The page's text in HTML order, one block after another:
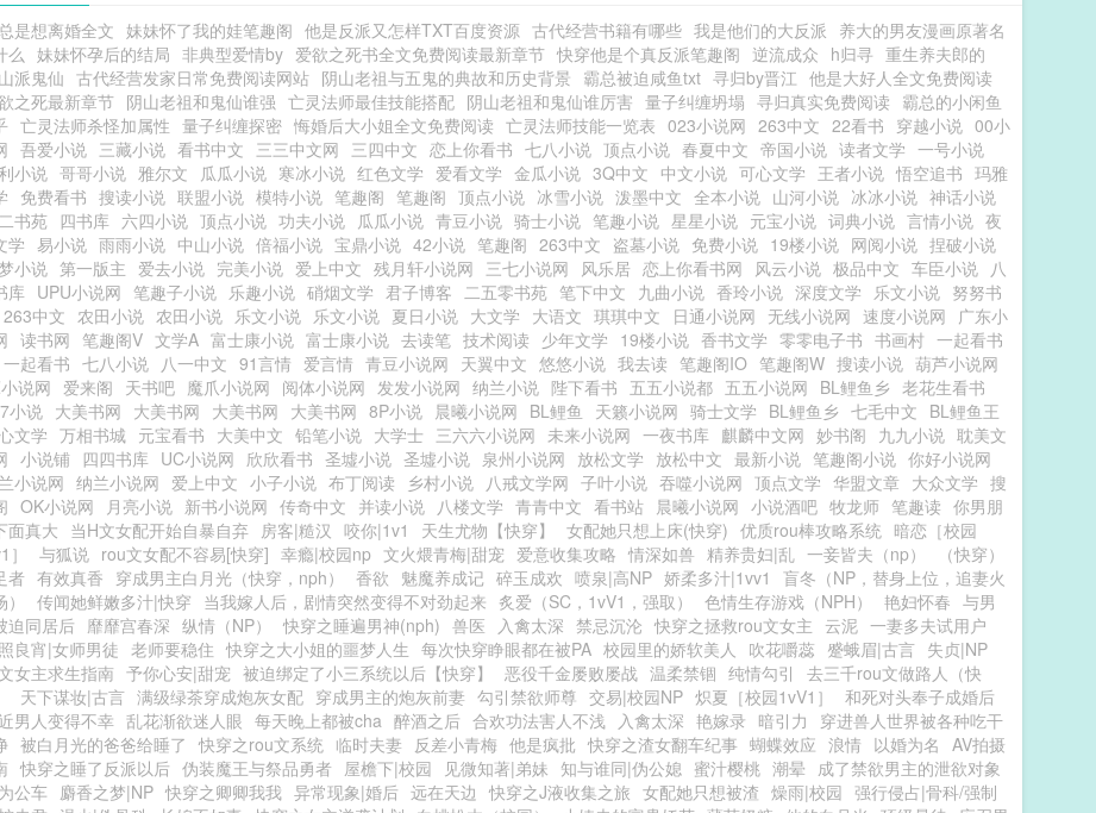
是想离婚全文 妹妹怀了我的娃笔趣阁 他是反派又怎样TXT百度资源 古代经营书籍有哪些 我是他们的大反派 养大的男友漫画原著名
么 妹妹怀孕后的结局 非典型爱情by 爱欲之死书全文免费阅读最新章节 快穿他是个真反派笔趣阁 逆流成众 h归寻 重生养夫郎的
派鬼仙 古代经营发家日常免费阅读网站 阴山老祖与五鬼的典故和历史背景 霸总被迫咸鱼txt 寻归by晋江 他是大好人全文免费阅读
之死最新章节 阴山老祖和鬼仙谁强 亡灵法师最佳技能搭配 阴山老祖和鬼仙谁厉害 量子纠缠坍塌 寻归真实免费阅读 霸总的小闲鱼
亡灵法师杀怪加属性 量子纠缠探密 悔婚后大小姐全文免费阅读 亡灵法师技能一览表 023小说网 263中文 22看书 穿越小说 00小
吾爱小说 三藏小说 看书中文 三三中文网 三四中文 恋上你看书 七八小说 顶点小说 春夏中文 帝国小说 读者文学 一号小说
小说 哥哥小说 雅尔文 瓜瓜小说 寒冰小说 红色文学 爱看文学 金瓜小说 3Q中文 中文小说 可心文学 王者小说 悟空追书 玛雅
免费看书 搜读小说 联盟小说 模特小说 笔趣阁 笔趣阁 顶点小说 冰雪小说 泼墨中文 全本小说 山河小说 冰冰小说 神话小说
书苑 四书库 六四小说 顶点小说 功夫小说 瓜瓜小说 青豆小说 骑士小说 笔趣小说 星星小说 元宝小说 词典小说 言情小说 夜
学 易小说 雨雨小说 中山小说 倍福小说 宝鼎小说 42小说 笔趣阁 263中文 盗墓小说 免费小说 19楼小说 网阅小说 捏破小说
小说 第一版主 爱去小说 完美小说 爱上中文 残月轩小说网 三七小说网 风乐居 恋上你看书网 风云小说 极品中文 车臣小说 八
库 UPU小说网 笔趣子小说 乐趣小说 硝烟文学 君子博客 二五零书苑 笔下中文 九曲小说 香玲小说 深度文学 乐文小说 努努书
263中文 农田小说 农田小说 乐文小说 乐文小说 夏日小说 大文学 大语文 琪琪中文 日通小说网 无线小说网 速度小说网 广东小
读书网 笔趣阁V 文学A 富士康小说 富士康小说 去读笔 技术阅读 少年文学 19楼小说 香书文学 零零电子书 书画村 一起看书
一起看书 七八小说 八一中文 91言情 爱言情 青豆小说网 天翼中文 悠悠小说 我去读 笔趣阁IO 笔趣阁W 搜读小说 葫芦小说网
说网 爱来阁 天书吧 魔爪小说网 阅体小说网 发发小说网 纳兰小说 陛下看书 五五小说都 五五小说网 BL鲤鱼乡 老花生看书
小说 大美书网 大美书网 大美书网 大美书网 8P小说 晨曦小说网 BL鲤鱼 天籁小说网 骑士文学 BL鲤鱼乡 七毛中文 BL鲤鱼王
文学 万相书城 元宝看书 大美中文 铅笔小说 大学士 三六六小说网 未来小说网 一夜书库 麒麟中文网 妙书阁 九九小说 耽美文
小说铺 四四书库 UC小说网 欣欣看书 圣墟小说 圣墟小说 泉州小说网 放松文学 放松中文 最新小说 笔趣阁小说 你好小说网
小说网 纳兰小说网 爱上中文 小子小说 布丁阅读 乡村小说 八戒文学网 子叶小说 吞噬小说网 顶点文学 华盟文章 大众文学 搜
OK小说网 月亮小说 新书小说网 传奇中文 并读小说 八楼文学 青青中文 看书站 晨曦小说网 小说酒吧 牧龙师 笔趣读 你男朋
面真大 当H文女配开始自暴自弃 房客|糙汉 咬你|1v1 天生尤物【快穿】 女配她只想上床(快穿) 优质rou棒攻略系统 暗恋［校园
与狐说 rou文女配不容易[快穿] 幸瘾|校园np 文火煨青梅|甜宠 爱意收集攻略 情深如兽 精养贵妇|乱 一妾皆夫（np）
（快穿）
者 有效真香 穿成男主白月光（快穿，nph） 香欲 魅魔养成记 碎玉成欢 喷泉|高NP 娇柔多汁|1vv1
盲冬（NP，替身上位，追妻火
传闻她鲜嫩多汁|快穿 当我嫁人后，剧情突然变得不对劲起来 炙爱（SC，1vV1，强取） 色情生存游戏（NPH） 艳妇怀春 与男
迫同居后 靡靡宫春深 纵情（NP） 快穿之睡遍男神(nph) 兽医 入禽太深 禁忌沉沦 快穿之拯救rou文女主 云泥 一妻多夫试用户
良宵|女师男徒
老师要稳住 快穿之大小姐的噩梦人生 每次快穿睁眼都在被PA 校园里的娇软美人 吹花嚼蕊 蹙蛾眉|古言 失贞|NP
女主求生指南 予你心安|甜宠 被迫绑定了小三系统以后【快穿】 恶役千金屡败屡战 温柔禁锢 纯情勾引
去三千rou文做路人（快
天下谋妆|古言 满级绿茶穿成炮灰女配 穿成男主的炮灰前妻 勾引禁欲师尊 交易|校园NP 炽夏［校园1vV1］
和死对头奉子成婚后
男人变得不幸 乱花渐欲迷人眼 每天晚上都被cha 醉酒之后 合欢功法害人不浅 入禽太深 艳嫁录 暗引力
穿进兽人世界被各种吃干
被白月光的爸爸给睡了 快穿之rou文系统 临时夫妻 反差小青梅 他是疯批 快穿之渣女翻车纪事 蝴蝶效应 浪情 以婚为名 AV拍摄
快穿之睡了反派以后 伪装魔王与祭品勇者 屋檐下|校园 见微知著|弟妹 知与谁同|伪公媳 蜜汁樱桃 潮晕 成了禁欲男主的泄欲对象
公车 麝香之梦|NP 快穿之卿卿我我 异常现象|婚后 远在天边 快穿之J液收集之旅 女配她只想被渣 燥雨|校园 强行侵占|骨科/强制